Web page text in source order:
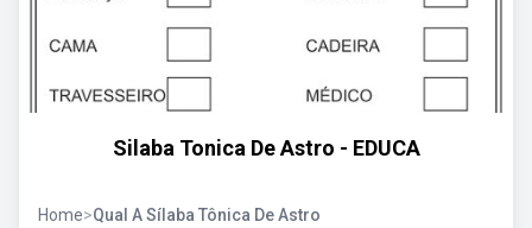
Silaba Tonica De Astro - EDUCA
Home>Qual A Sílaba Tônica De Astro